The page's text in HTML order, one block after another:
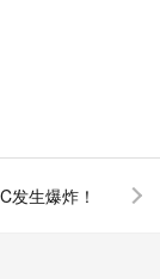
发生爆炸！